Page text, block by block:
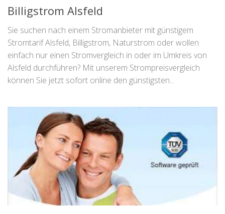
Billigstrom Alsfeld
Sie suchen nach einem Stromanbieter mit günstigem
Stromtarif Alsfeld, Billigstrom, Naturstrom oder wollen
einfach nur einen Stromvergleich in oder im Umkreis von
Alsfeld durchführen? Mit unserem Strompreisvergleich
können Sie jetzt sofort online den günstigsten...